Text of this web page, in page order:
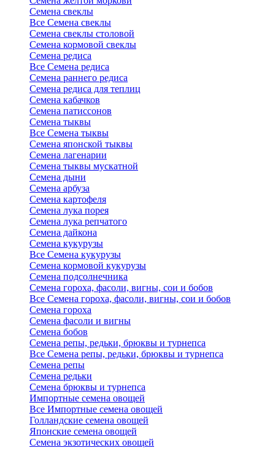
Семена свеклы
Все Семена свеклы
Семена свеклы столовой
Семена кормовой свеклы
Семена редиса
Все Семена редиса
Семена раннего редиса
Семена редиса для теплиц
Семена кабачков
Семена патиссонов
Семена тыквы
Все Семена тыквы
Семена японской тыквы
Семена лагенарии
Семена тыквы мускатной
Семена дыни
Семена арбуза
Семена картофеля
Семена лука порея
Семена лука репчатого
Семена дайкона
Семена кукурузы
Все Семена кукурузы
Семена кормовой кукурузы
Семена подсолнечника
Семена гороха, фасоли, вигны, сои и бобов
Все Семена гороха, фасоли, вигны, сои и бобов
Семена гороха
Семена фасоли и вигны
Семена бобов
Семена репы, редьки, брюквы и турнепса
Все Семена репы, редьки, брюквы и турнепса
Семена репы
Семена редьки
Семена брюквы и турнепса
Импортные семена овощей
Все Импортные семена овощей
Голландские семена овощей
Японские семена овощей
Семена экзотических овощей